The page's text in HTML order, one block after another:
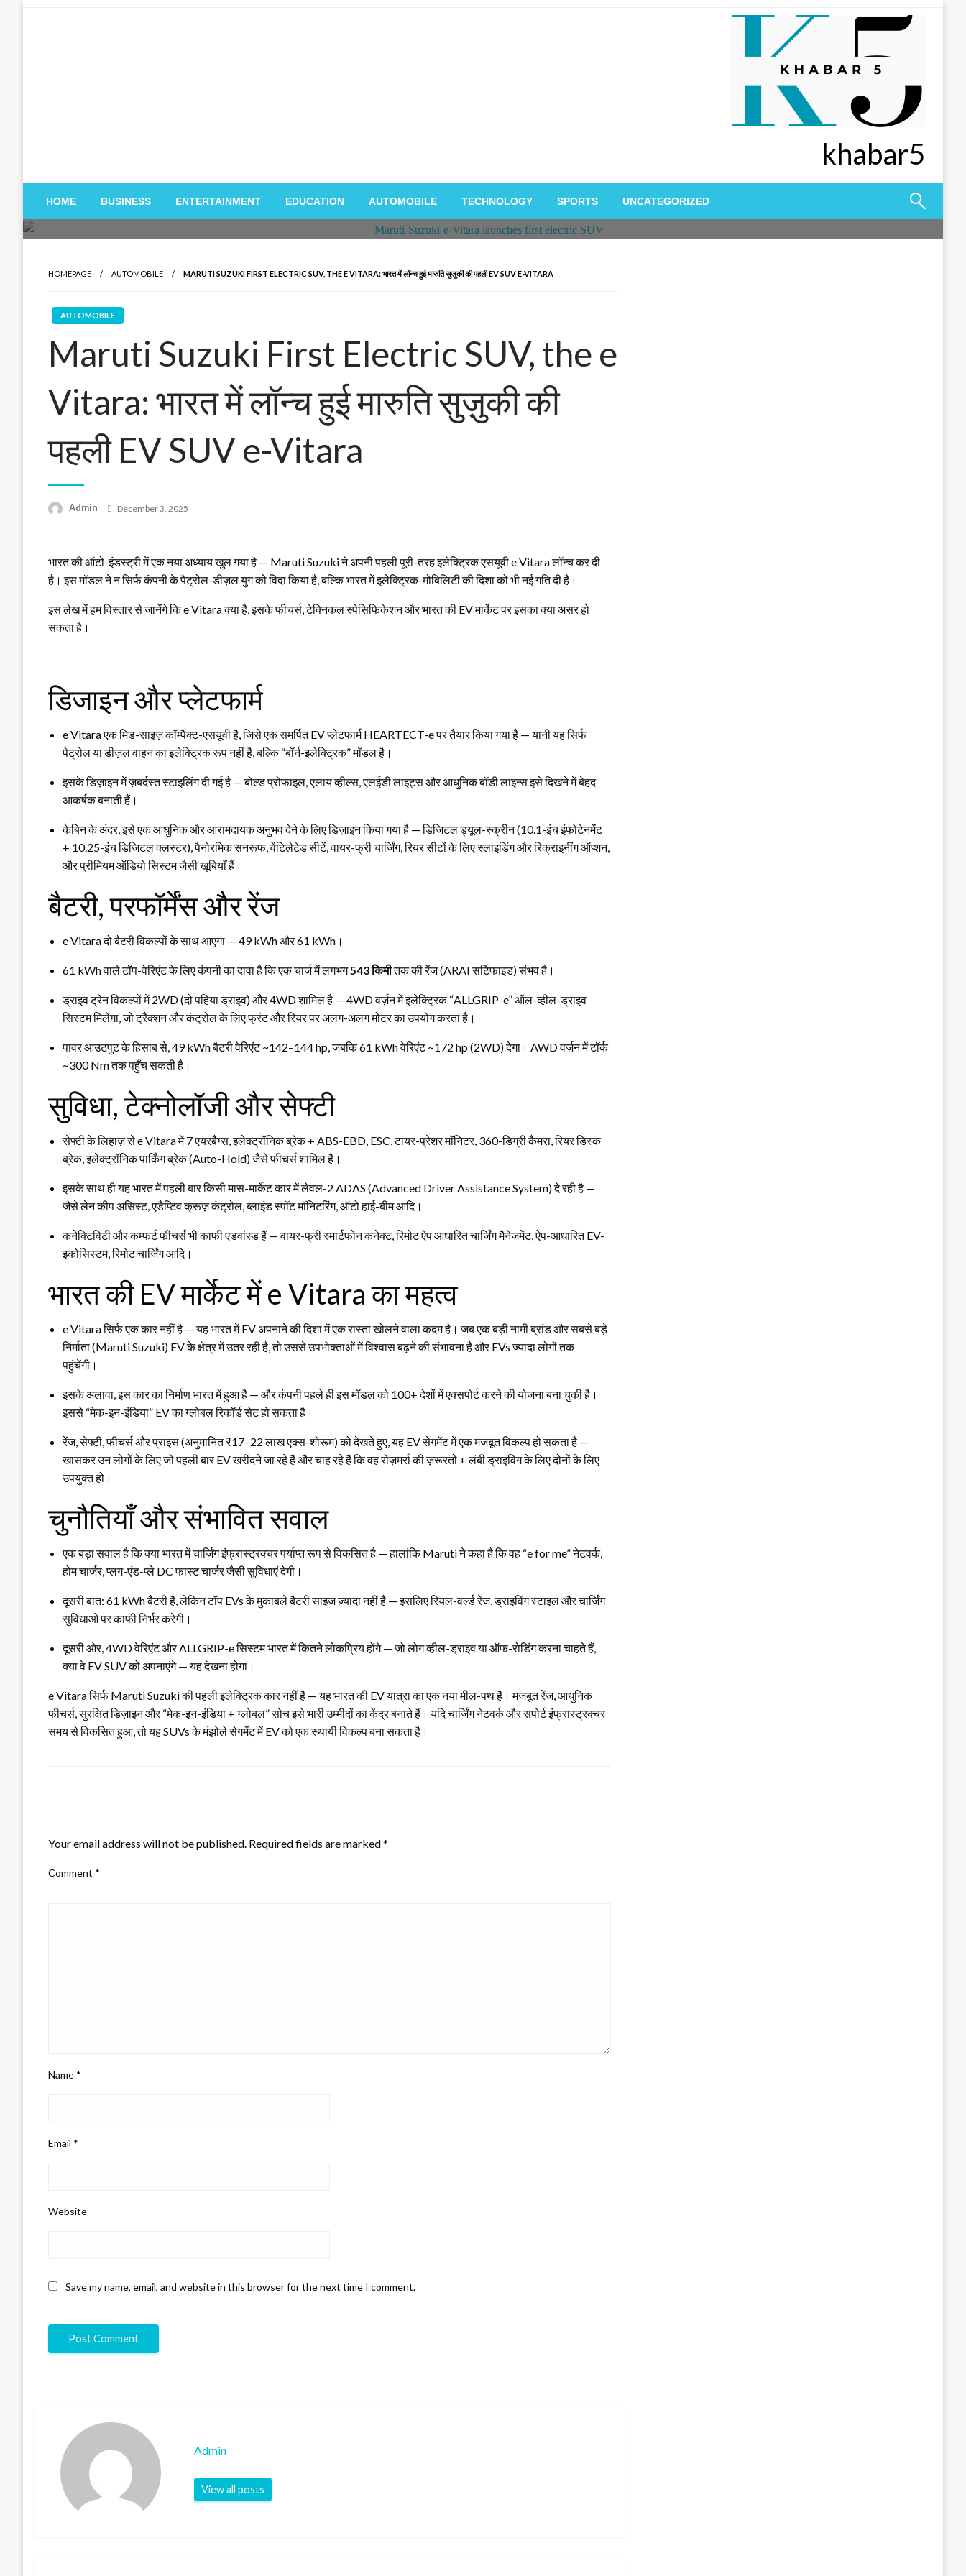
khabar5
HOME BUSINESS ENTERTAINMENT EDUCATION AUTOMOBILE TECHNOLOGY SPORTS UNCATEGORIZED
HOMEPAGE AUTOMOBILE MARUTI SUZUKI FIRST ELECTRIC SUV, THE E VITARA: भारत में लॉन्च हुई मारुति सुज़ुकी की पहली EV SUV E-VITARA
AUTOMOBILE
Maruti Suzuki First Electric SUV, the e
Vitara: भारत में लॉन्च हुई मारुति सुज़ुकी की
पहली EV SUV e-Vitara
Admin
Posted
December 3, 2025
भारत की ऑटो-इंडस्ट्री में एक नया अध्याय खुल गया है — Maruti Suzuki ने अपनी पहली पूरी-तरह इलेक्ट्रिक एसयूवी e Vitara लॉन्च कर दी
है। इस मॉडल ने न सिर्फ कंपनी के पैट्रोल-डीज़ल युग को विदा किया है, बल्कि भारत में इलेक्ट्रिक-मोबिलिटी की दिशा को भी नई गति दी है।
इस लेख में हम विस्तार से जानेंगे कि e Vitara क्या है, इसके फीचर्स, टेक्निकल स्पेसिफिकेशन और भारत की EV मार्केट पर इसका क्या असर हो
सकता है।
डिजाइन और प्लेटफार्म
e Vitara एक मिड-साइज़ कॉम्पैक्ट-एसयूवी है, जिसे एक समर्पित EV प्लेटफार्म HEARTECT-e पर तैयार किया गया है — यानी यह सिर्फ
पेट्रोल या डीज़ल वाहन का इलेक्ट्रिक रूप नहीं है, बल्कि “बॉर्न-इलेक्ट्रिक” मॉडल है।
इसके डिज़ाइन में ज़बर्दस्त स्टाइलिंग दी गई है — बोल्ड प्रोफाइल, एलाय व्हील्स, एलईडी लाइट्स और आधुनिक बॉडी लाइन्स इसे दिखने में बेहद
आकर्षक बनाती हैं।
केबिन के अंदर, इसे एक आधुनिक और आरामदायक अनुभव देने के लिए डिज़ाइन किया गया है — डिजिटल ड्यूल-स्क्रीन (10.1-इंच इंफोटेनमेंट
+ 10.25-इंच डिजिटल क्लस्टर), पैनोरमिक सनरूफ, वेंटिलेटेड सीटें, वायर-फ्री चार्जिंग, रियर सीटों के लिए स्लाइडिंग और रिक्राइनींग ऑप्शन,
और प्रीमियम ऑडियो सिस्टम जैसी खूबियाँ हैं।
बैटरी, परफॉर्मेंस और रेंज
e Vitara दो बैटरी विकल्पों के साथ आएगा — 49 kWh और 61 kWh।
61 kWh वाले टॉप-वेरिएंट के लिए कंपनी का दावा है कि एक चार्ज में लगभग543 किमीतक की रेंज (ARAI सर्टिफाइड) संभव है।
ड्राइव ट्रेन विकल्पों में 2WD (दो पहिया ड्राइव) और 4WD शामिल है — 4WD वर्ज़न में इलेक्ट्रिक “ALLGRIP-e” ऑल-व्हील-ड्राइव
सिस्टम मिलेगा, जो ट्रैक्शन और कंट्रोल के लिए फ्रंट और रियर पर अलग-अलग मोटर का उपयोग करता है।
पावर आउटपुट के हिसाब से, 49 kWh बैटरी वेरिएंट ~142–144 hp, जबकि 61 kWh वेरिएंट ~172 hp (2WD) देगा। AWD वर्ज़न में टॉर्क
~300 Nm तक पहुँच सकती है।
सुविधा, टेक्नोलॉजी और सेफ्टी
सेफ्टी के लिहाज़ से e Vitara में 7 एयरबैग्स, इलेक्ट्रॉनिक ब्रेक + ABS-EBD, ESC, टायर-प्रेशर मॉनिटर, 360-डिग्री कैमरा, रियर डिस्क
ब्रेक, इलेक्ट्रॉनिक पार्किंग ब्रेक (Auto-Hold) जैसे फीचर्स शामिल हैं।
इसके साथ ही यह भारत में पहली बार किसी मास-मार्केट कार में लेवल-2 ADAS (Advanced Driver Assistance System) दे रही है —
जैसे लेन कीप असिस्ट, एडैप्टिव क्रूज़ कंट्रोल, ब्लाइंड स्पॉट मॉनिटरिंग, ऑटो हाई-बीम आदि।
कनेक्टिविटी और कम्फर्ट फीचर्स भी काफी एडवांस्ड हैं — वायर-फ्री स्मार्टफोन कनेक्ट, रिमोट ऐप आधारित चार्जिंग मैनेजमेंट, ऐप-आधारित EV-
इकोसिस्टम, रिमोट चार्जिंग आदि।
भारत की EV मार्केट में e Vitara का महत्व
e Vitara सिर्फ एक कार नहीं है — यह भारत में EV अपनाने की दिशा में एक रास्ता खोलने वाला कदम है। जब एक बड़ी नामी ब्रांड और सबसे बड़े
निर्माता (Maruti Suzuki) EV के क्षेत्र में उतर रही है, तो उससे उपभोक्ताओं में विश्वास बढ़ने की संभावना है और EVs ज्यादा लोगों तक
पहुंचेंगी।
इसके अलावा, इस कार का निर्माण भारत में हुआ है — और कंपनी पहले ही इस मॉडल को 100+ देशों में एक्सपोर्ट करने की योजना बना चुकी है।
इससे “मेक-इन-इंडिया” EV का ग्लोबल रिकॉर्ड सेट हो सकता है।
रेंज, सेफ्टी, फीचर्स और प्राइस (अनुमानित ₹17–22 लाख एक्स-शोरूम) को देखते हुए, यह EV सेगमेंट में एक मजबूत विकल्प हो सकता है —
खासकर उन लोगों के लिए जो पहली बार EV खरीदने जा रहे हैं और चाह रहे हैं कि वह रोज़मर्रा की ज़रूरतों + लंबी ड्राइविंग के लिए दोनों के लिए
उपयुक्त हो।
चुनौतियाँ और संभावित सवाल
एक बड़ा सवाल है कि क्या भारत में चार्जिंग इंफ्रास्ट्रक्चर पर्याप्त रूप से विकसित है — हालांकि Maruti ने कहा है कि वह “e for me” नेटवर्क,
होम चार्जर, प्लग-एंड-प्ले DC फास्ट चार्जर जैसी सुविधाएं देगी।
दूसरी बात: 61 kWh बैटरी है, लेकिन टॉप EVs के मुकाबले बैटरी साइज ज़्यादा नहीं है — इसलिए रियल-वर्ल्ड रेंज, ड्राइविंग स्टाइल और चार्जिंग
सुविधाओं पर काफी निर्भर करेगी।
दूसरी ओर, 4WD वेरिएंट और ALLGRIP-e सिस्टम भारत में कितने लोकप्रिय होंगे — जो लोग व्हील-ड्राइव या ऑफ-रोडिंग करना चाहते हैं,
क्या वे EV SUV को अपनाएंगे — यह देखना होगा।
e Vitara सिर्फ Maruti Suzuki की पहली इलेक्ट्रिक कार नहीं है — यह भारत की EV यात्रा का एक नया मील-पथ है। मजबूत रेंज, आधुनिक
फीचर्स, सुरक्षित डिज़ाइन और “मेक-इन-इंडिया + ग्लोबल” सोच इसे भारी उम्मीदों का केंद्र बनाते हैं। यदि चार्जिंग नेटवर्क और सपोर्ट इंफ्रास्ट्रक्चर
समय से विकसित हुआ, तो यह SUVs के मंझोले सेगमेंट में EV को एक स्थायी विकल्प बना सकता है।
Your email address will not be published. Required fields are marked*
Comment *
Name *
Email *
Website
Save my name, email, and website in this browser for the next time I comment.
Admin
View all posts